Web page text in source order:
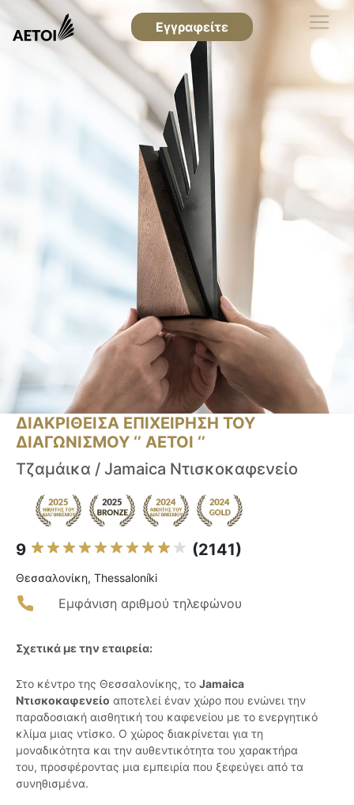
Εγγραφείτε
ΔΙΑΚΡΙΘΕΙΣΑ ΕΠΙΧΕΙΡΗΣΗ ΤΟΥ
ΔΙΑΓΩΝΙΣΜΟΥ ‘’ ΑΕΤΟΙ ‘’
Τζαμάικα / Jamaica Ντισκοκαφενείο
9 (2141)
Θεσσαλονίκη, Thessaloníki
Εμφάνιση αριθμού τηλεφώνου
Σχετικά με την εταιρεία:
Στο κέντρο της Θεσσαλονίκης, το Jamaica
Ντισκοκαφενείο αποτελεί έναν χώρο που ενώνει την
παραδοσιακή αισθητική του καφενείου με το ενεργητικό
κλίμα μιας ντίσκο. Ο χώρος διακρίνεται για τη
μοναδικότητα και την αυθεντικότητα του χαρακτήρα
του, προσφέροντας μια εμπειρία που ξεφεύγει από τα
συνηθισμένα.